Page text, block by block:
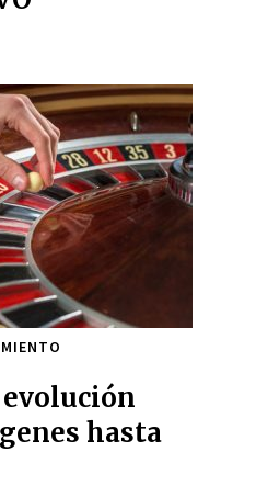
evolución
hasta